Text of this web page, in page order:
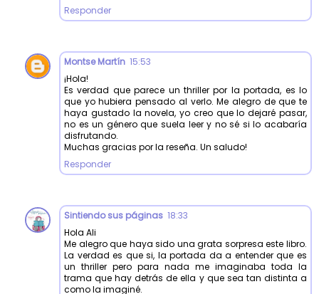
Responder
Montse Martín 15:53
¡Hola!
Es verdad que parece un thriller por la portada, es lo
que yo hubiera pensado al verlo. Me alegro de que te
haya gustado la novela, yo creo que lo dejaré pasar,
no es un género que suela leer y no sé si lo acabaría
disfrutando.
Muchas gracias por la reseña. Un saludo!
Responder
Sintiendo sus páginas 18:33
Hola Ali
Me alegro que haya sido una grata sorpresa este libro.
La verdad es que si, la portada da a entender que es
un thriller pero para nada me imaginaba toda la
trama que hay detrás de ella y que sea tan distinta a
como la imaginé.